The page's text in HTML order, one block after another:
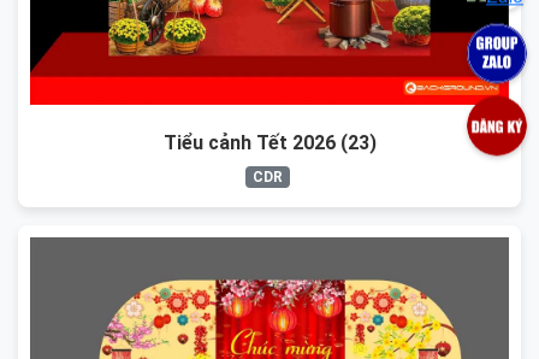
Tiểu cảnh Tết 2026 (23)
CDR